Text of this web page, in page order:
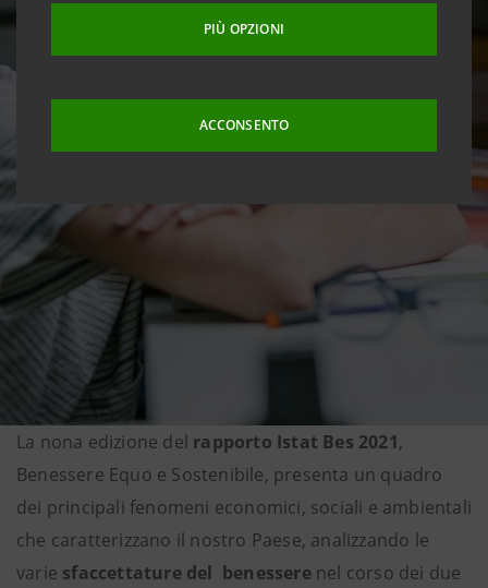
PIÙ OPZIONI
ACCONSENTO
La nona edizione del rapporto Istat Bes 2021,
Benessere Equo e Sostenibile, presenta un quadro
dei principali fenomeni economici, sociali e ambientali
che caratterizzano il nostro Paese, analizzando le
varie sfaccettature del benesserenel corso dei due